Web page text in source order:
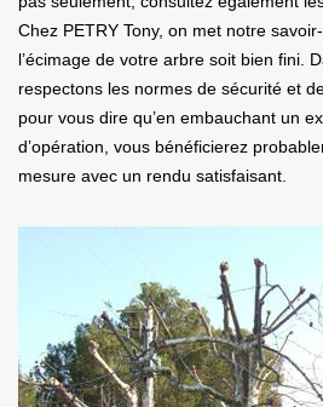
Chez PETRY Tony, on met notre
l’écimage de votre arbre soit bien fini.
respectons les normes de sécurité et
pour vous dire qu’en embauchant un
d’opération, vous bénéficierez
mesure avec un rendu satisfaisant.